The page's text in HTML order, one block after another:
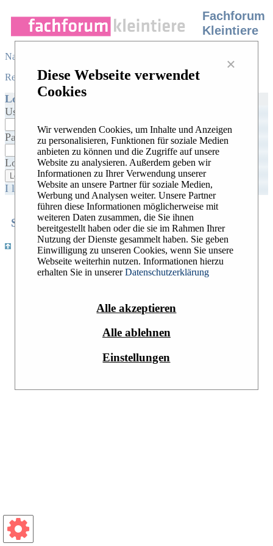
Fachforum
Kleintiere
Navigation
Register /Login|Desktop view |
Login
Username:
Password:
Log me on automatically each visit:
I lost my password|Activate my account
Search | Recent Topics | Hottest Topics
Register/Login|Desktop view
Widerrufsbelehrung
AGB
×
Diese Webseite verwendet
Cookies
Wir verwenden Cookies, um Inhalte und Anzeigen
zu personalisieren, Funktionen für soziale Medien
anbieten zu können und die Zugriffe auf unsere
Website zu analysieren. Außerdem geben wir
Informationen zu Ihrer Verwendung unserer
Website an unsere Partner für soziale Medien,
Werbung und Analysen weiter. Unsere Partner
führen diese Informationen möglicherweise mit
weiteren Daten zusammen, die Sie ihnen
bereitgestellt haben oder die sie im Rahmen Ihrer
Nutzung der Dienste gesammelt haben. Sie geben
Einwilligung zu unseren Cookies, wenn Sie unsere
Webseite weiterhin nutzen. Informationen hierzu
erhalten Sie in unsererDatenschutzerklärung
Alle akzeptieren
Alle ablehnen
Einstellungen